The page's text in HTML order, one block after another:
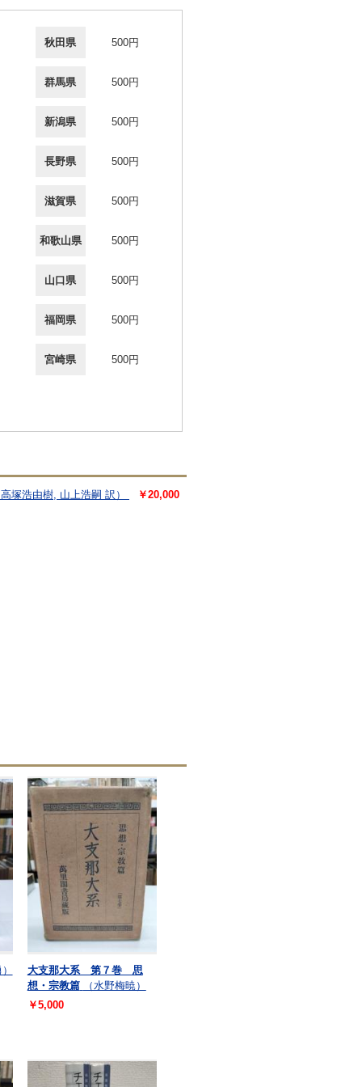
秋田県 500円
群馬県 500円
新潟県 500円
長野県 500円
滋賀県 500円
和歌山県 500円
山口県 500円
福岡県 500円
宮崎県 500円
塚浩由樹, 山上浩嗣 訳） ￥20,000
大支那大系 第７巻 思
想・宗教篇
（水野梅暁）
￥5,000